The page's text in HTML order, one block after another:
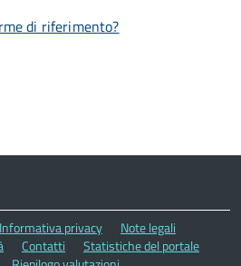
di riferimento?
Informativa privacy
Note legali
Contatti
Statistiche del portale